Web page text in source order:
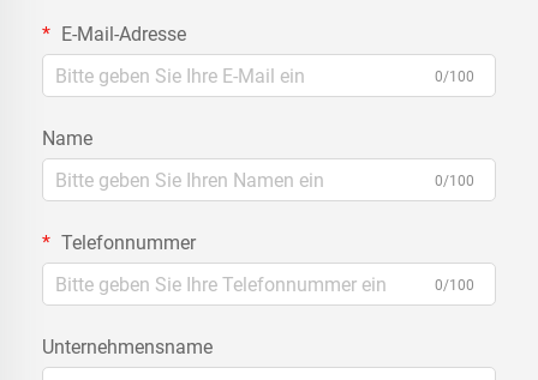
E-Mail-Adresse
0/100
Name
0/100
Telefonnummer
0/100
Unternehmensname